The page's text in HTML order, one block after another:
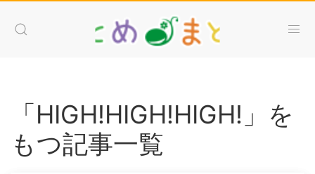
「HIGH!HIGH!HIGH!」を
もつ記事一覧